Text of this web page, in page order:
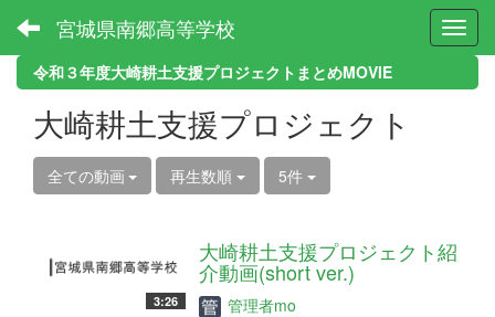
宮城県南郷高等学校
令和３年度大崎耕土支援プロジェクトまとめMOVIE
大崎耕土支援プロジェクト
全ての動画 再生数順 5件
3:26
大崎耕土支援プロジェクト紹
介動画(short ver.)
管理者mo